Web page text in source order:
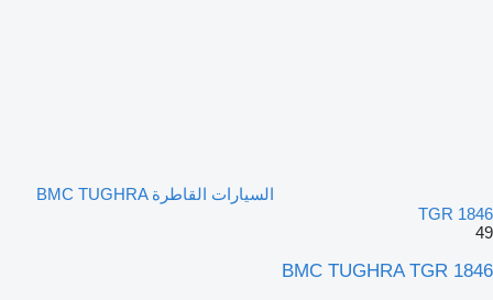
السيارات القاطرة BMC TUGHRA
TGR 1846
49
BMC TUGHRA TGR 1846